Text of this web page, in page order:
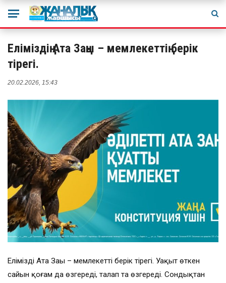
Еліміздің Ата Заңы – мемлекеттің берік
тірегі.
20.02.2026, 15:43
Еліміздің Ата Заңы – мемлекеттің берік тірегі. Уақыт өткен
сайын қоғам да өзгереді, талап та өзгереді. Сондықтан